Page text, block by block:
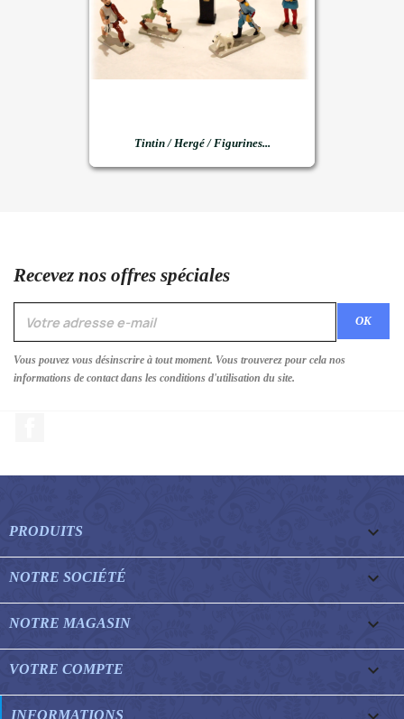
Tintin / Hergé / Figurines...
Recevez nos offres spéciales
Vous pouvez vous désinscrire à tout moment. Vous trouverez pour cela nos
informations de contact dans les conditions d'utilisation du site.
PRODUITS 
NOTRE SOCIÉTÉ 
NOTRE MAGASIN 
VOTRE COMPTE 
INFORMATIONS